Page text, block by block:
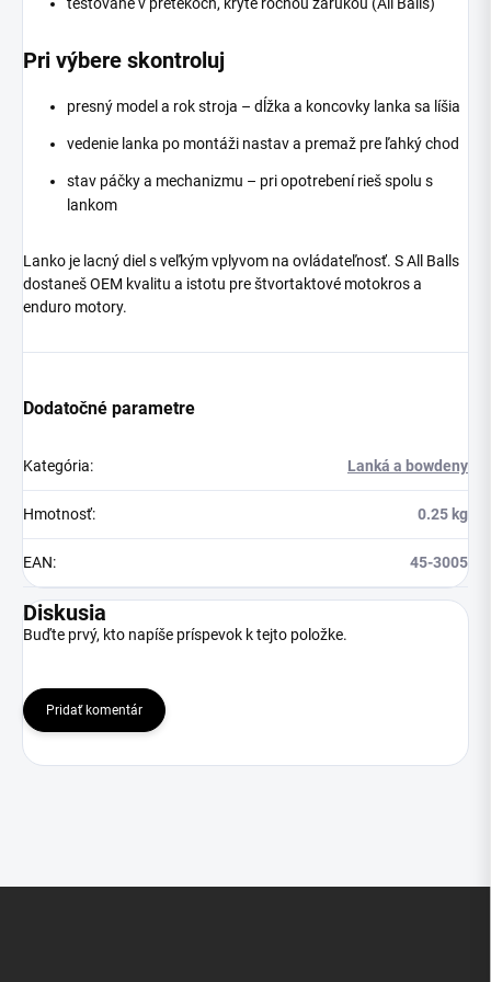
Pri výbere skontroluj
presný model a rok stroja – dĺžka a koncovky lanka sa líšia
vedenie lanka po montáži nastav a premaž pre ľahký chod
stav páčky a mechanizmu – pri opotrebení rieš spolu s
lankom
Lanko je lacný diel s veľkým vplyvom na ovládateľnosť. S All Balls
dostaneš OEM kvalitu a istotu pre štvortaktové motokros a
enduro motory.
Dodatočné parametre
Kategória: Lanká a bowdeny
Hmotnosť: 0.25 kg
EAN: 45-3005
Diskusia
Buďte prvý, kto napíše príspevok k tejto položke.
Pridať komentár